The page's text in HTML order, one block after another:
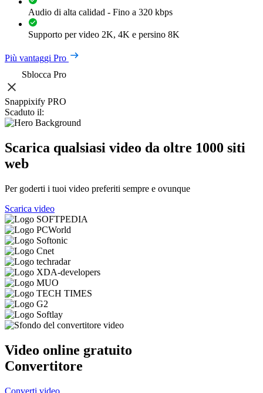
Audio di alta calidad - Fino a 320 kbps
Supporto per video 2K, 4K e persino 8K
Più vantaggi Pro
Sblocca Pro
Snappixify PRO
Scaduto il:
Scarica qualsiasi video da oltre 1000 siti
web
Per goderti i tuoi video preferiti sempre e ovunque
Scarica video
Video online gratuito
Convertitore
Converti video